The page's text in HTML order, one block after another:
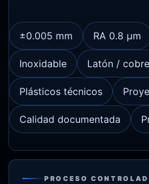
±0.005 mm RA 0.8 µm
Inoxidable Latón / cobre
Plásticos técnicos
Calidad documentada
PROCESO